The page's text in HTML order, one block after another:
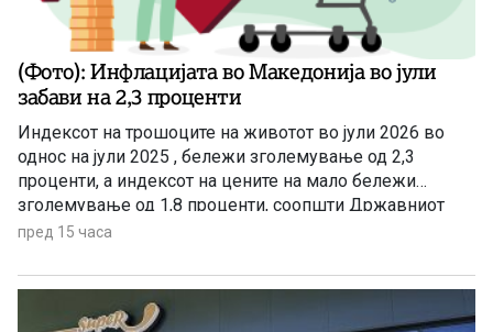
(Фото): Инфлацијата во Македонија во јули
забави на 2,3 проценти
Индексот на трошоците на животот во јули 2026 во
однос на јули 2025 , бележи зголемување од 2,3
проценти, а индексот на цените на мало бележи
зголемување од 1,8 проценти, соопшти Државниот
завод за статистика. Станува збор за благо забавување
годишната стапка на инфлација изнесуваше 3,4
пред 15 часа